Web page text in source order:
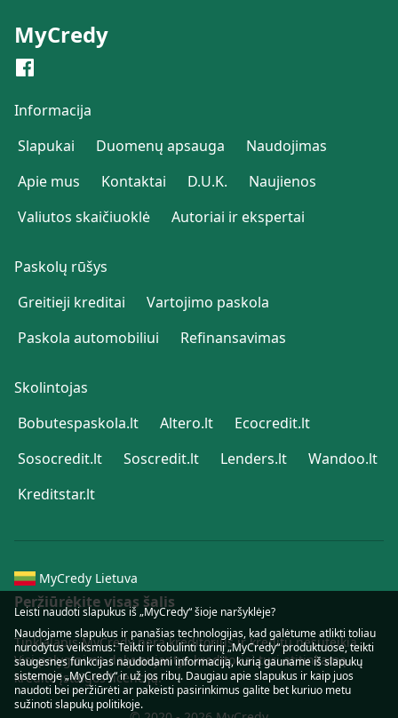
MyCredy
Informacija
Slapukai
Duomenų apsauga
Naudojimas
Apie mus
Kontaktai D.U.K.
Naujienos
Valiutos skaičiuoklė
Autoriai ir ekspertai
Paskolų rūšys
Greitieji kreditai
Vartojimo paskola
Paskola automobiliui
Refinansavimas
Skolintojas
Bobutespaskola.lt
Altero.lt
Ecocredit.lt
Sosocredit.lt
Soscredit.lt Lenders.lt
Wandoo.lt
Kreditstar.lt
MyCredy Lietuva
Peržiūrėkite visas šalis
Tinklalapis MyCredy nėra kreditorius ir kreditų nesuteikia.
Visi palyginime dalyvaujantys kreditoriai turi atitinkamą
kredito įstaigos licenciją.
Leisti naudoti slapukus iš „MyCredy“ šioje naršyklėje?
Naudojameslapukus ir panašias technologijas, kad galėtume atlikti toliau
nurodytus veiksmus: Teikti ir tobulinti turinį „MyCredy“ produktuose, teikti
saugesnes funkcijas naudodami informaciją, kurią gauname iš slapukų
sistemoje „MyCredy“ ir už jos ribų. Daugiau apie slapukus ir kaip juos
naudoti bei peržiūrėti ar pakeisti pasirinkimus galite bet kuriuo metu
sužinoti slapukų politikoje.